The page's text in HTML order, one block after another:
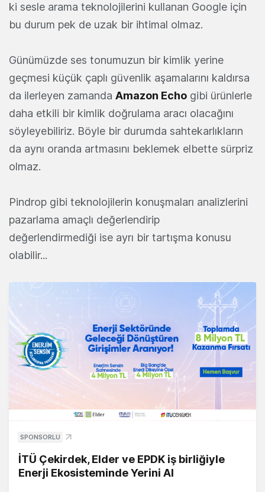
ki sesle arama teknolojilerini kullanan Google için
bu durum pek de uzak bir ihtimal olmaz.
Günümüzde ses tonumuzun bir kimlik yerine
geçmesi küçük çaplı güvenlik aşamalarını kaldırsa
da ilerleyen zamanda Amazon Echo gibi ürünlerle
daha etkili bir kimlik doğrulama aracı olacağını
söyleyebiliriz. Böyle bir durumda sahtekarlıkların
da aynı oranda artmasını beklemek elbette sürpriz
olmaz.
Pindrop gibi teknolojilerin konuşmaları analizlerini
pazarlama amaçlı değerlendirip
değerlendirmediği ise ayrı bir tartışma konusu
olabilir...
SPONSORLU
İTÜ Çekirdek, Elder ve EPDK iş birliğiyle
Enerji Ekosisteminde Yerini Al